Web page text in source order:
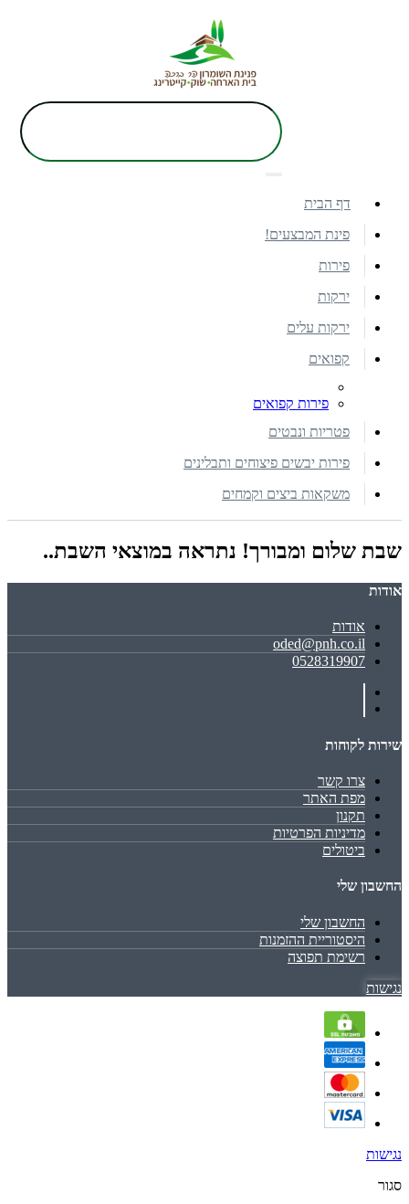
דף הבית
פינת המבצעים!
פירות
ירקות
ירקות עלים
קפואים
פירות קפואים
פטריות ונבטים
פירות יבשים פיצוחים ותבלינים
משקאות ביצים וקמחים
שבת שלום ומבורך! נתראה במוצאי השבת..
אודות
אודות
oded@pnh.co.il
0528319907
שירות לקוחות
צרו קשר
מפת האתר
תקנון
מדיניות הפרטיות
ביטולים
החשבון שלי
החשבון שלי
היסטוריית ההזמנות
רשימת תפוצה
נגישות
נגישות
סגור